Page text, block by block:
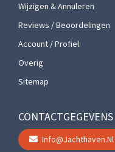
Wijzigen & Annuleren
Reviews / Beoordelingen
Account / Profiel
Overig
Sitemap
CONTACTGEGEVENS
Info@jachthaven.nl